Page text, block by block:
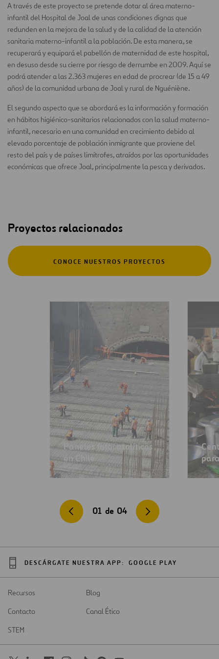
A través de este proyecto se pretende dotar al área materno-
infantil del Hospital de Joal de unas condiciones dignas que
redunden en la mejora de la salud y de la calidad de la atención
sanitaria materno-infantil a la población. De esta manera, se
recuperará y equipará el pabellón de maternidad de este hospital,
en desuso desde su cierre por riesgo de derrumbe en 2009. Aquí se
podrá atender a las 2.363 mujeres en edad de procrear (de 15 a 49
años) de la comunidad urbana de Joal y rural de Nguéniène.
El segundo aspecto que se abordará es la información y formación
en hábitos higiénico-sanitarios relacionados con la salud materno-
infantil, necesario en una comunidad en crecimiento debido al
elevado porcentaje de población inmigrante que proviene del
resto del país y de países limítrofes, atraídos por las oportunidades
económicas que ofrece Joal, principalmente la pesca y derivados.
Proyectos relacionados
CONOCE NUESTROS PROYECTOS
Paneles fotocatalíticos
en Chile
01 de 04
DESCÁRGATE NUESTRA APP: GOOGLE PLAY
Recursos
Blog
Contacto
Canal Ético
STEM